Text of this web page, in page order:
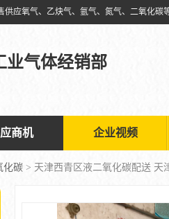
业气体经销部
商机 企业视频
化碳 > 天津西青区液二氧化碳配送 天